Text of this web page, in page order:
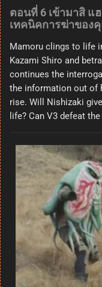
ตอนที่ 6 เข้ามาสิ แ
เทคนิคการฆ่าของ
Mamoru clings to life
Kazami Shiro and
continues the
the information out of
rise. Will Nishizaki
life? Can V3 defeat